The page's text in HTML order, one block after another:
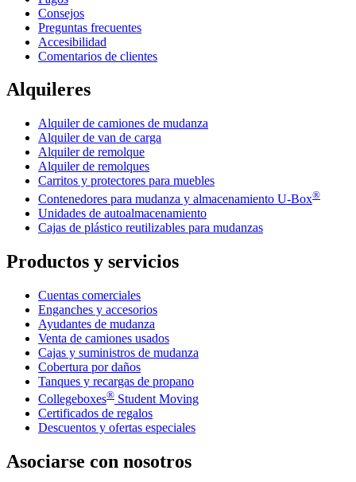
Consejos
Preguntas frecuentes
Accesibilidad
Comentarios de clientes
Alquileres
Alquiler de camiones de mudanza
Alquiler de van de carga
Alquiler de remolque
Alquiler de remolques
Carritos y protectores para muebles
Contenedores para mudanza y almacenamiento U-Box®
Unidades de autoalmacenamiento
Cajas de plástico reutilizables para mudanzas
Productos y servicios
Cuentas comerciales
Enganches y accesorios
Ayudantes de mudanza
Venta de camiones usados
Cajas y suministros de mudanza
Cobertura por daños
Tanques y recargas de propano
Collegeboxes® Student Moving
Certificados de regalos
Descuentos y ofertas especiales
Asociarse con nosotros